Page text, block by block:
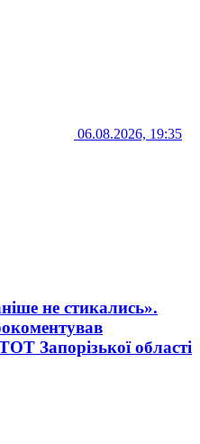
06.08.2026, 19:35
не стикались».
Запорізької області